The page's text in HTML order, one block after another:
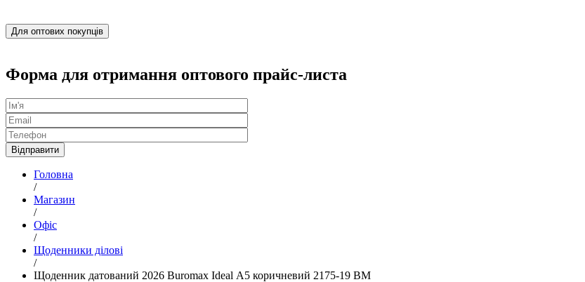
Для оптових покупців
Форма для отримання оптового прайс-листа
Головна
/
Магазин
/
Офіс
/
Щоденники ділові
/
Щоденник датований 2026 Buromax Ideal А5 коричневий 2175-19 ВМ